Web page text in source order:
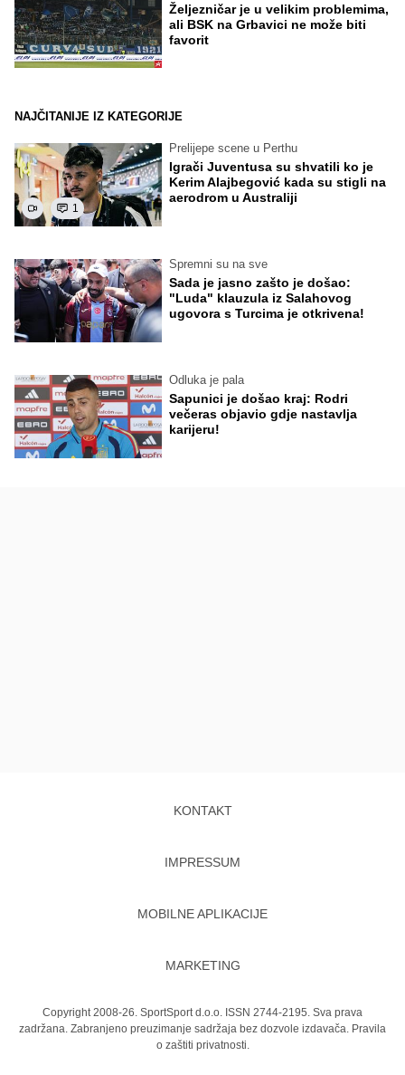
Željezničar je u velikim problemima,
ali BSK na Grbavici ne može biti
favorit
NAJČITANIJE IZ KATEGORIJE
1
Prelijepe scene u Perthu
Igrači Juventusa su shvatili ko je
Kerim Alajbegović kada su stigli na
aerodrom u Australiji
Spremni su na sve
Sada je jasno zašto je došao:
"Luda" klauzula iz Salahovog
ugovora s Turcima je otkrivena!
Odluka je pala
Sapunici je došao kraj: Rodri
večeras objavio gdje nastavlja
karijeru!
KONTAKT
IMPRESSUM
MOBILNE APLIKACIJE
MARKETING
Copyright 2008-26. SportSport d.o.o. ISSN 2744-2195. Sva prava
zadržana. Zabranjeno preuzimanje sadržaja bez dozvole izdavača. Pravila
o zaštiti privatnosti.